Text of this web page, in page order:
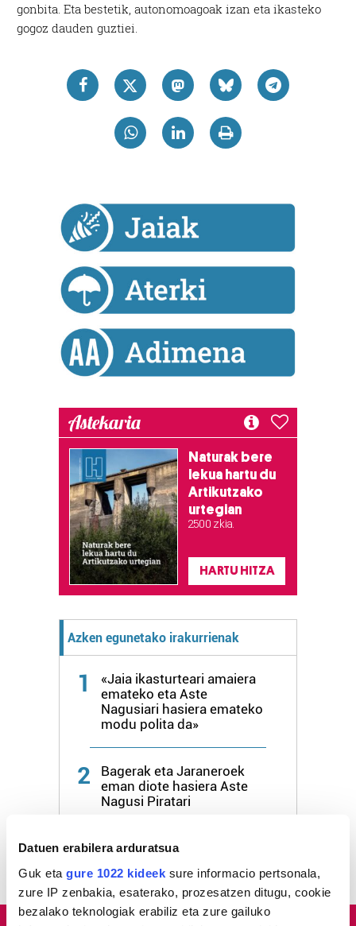
Datuen erabilera arduratsua
Guk eta gure 1022 kideek sure informacio pertsonala,
zure IP zenbakia, esaterako, prozesatzen ditugu, cookie
bezalako teknologiak erabiliz eta zure gailuko
gonbita. Eta bestetik, autonomoagoak izan eta ikasteko
gogoz dauden guztiei.
Astekaria
Naturak bere
lekua hartu du
Artikutzako
urtegian
2.500 zkia.
HARTU HITZA
Azken egunetako irakurrienak
1
«Jaia ikasturteari amaiera
emateko eta Aste
Nagusiari hasiera emateko
modu polita da»
2
Bagerak eta Jaraneroek
eman diote hasiera Aste
Nagusi Piratari
3 Lehertu da festa!